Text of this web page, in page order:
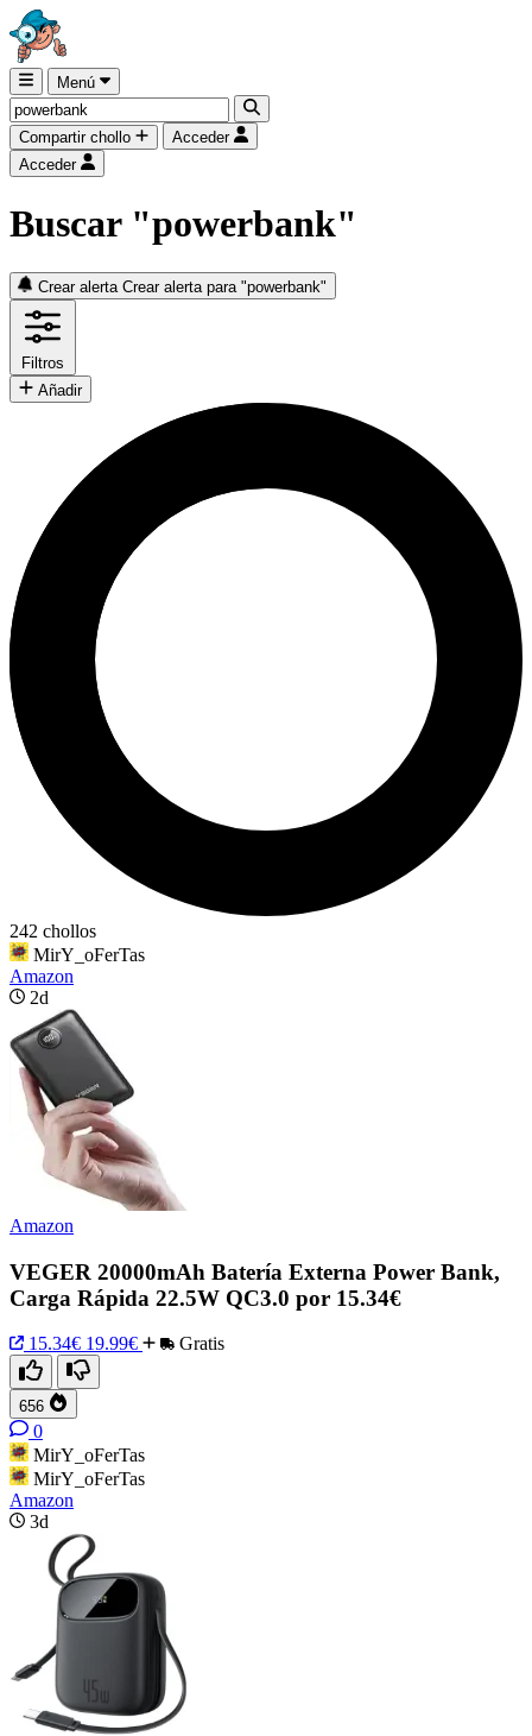
Menú
Compartir chollo
Acceder
Acceder
Buscar "powerbank"
Crear alerta Crear alerta para "powerbank"
Filtros
Añadir
242 chollos
MirY_oFerTas
Amazon
2d
Amazon
VEGER 20000mAh Batería Externa Power Bank,
Carga Rápida 22.5W QC3.0 por 15.34€
15.34€ 19.99€ Gratis
656
0
MirY_oFerTas
MirY_oFerTas
Amazon
3d